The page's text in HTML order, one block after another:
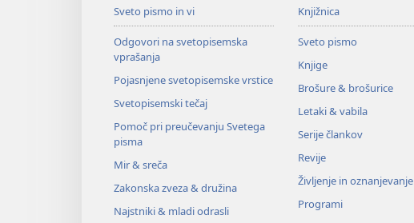
Sveto pismo in vi
Odgovori na svetopisemska
vprašanja
Pojasnjene svetopisemske vrstice
Svetopisemski tečaj
Pomoč pri preučevanju Svetega
pisma
Mir & sreča
Zakonska zveza & družina
Najstniki & mladi odrasli
Knjižnica
Sveto pismo
Knjige
Brošure & brošurice
Letaki & vabila
Serije člankov
Revije
Življenje in oznanjevanje
Programi